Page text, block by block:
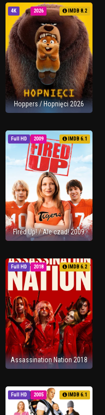
4K 2026 IMDB 8.2
Hoppers / Hopnięci 2026
Full HD 2009 IMDB 6.1
Fired Up! / Ale czad! 2009
Full HD 2018 IMDB 6.2
Assassination Nation 2018
Full HD 2005 IMDB 6.1